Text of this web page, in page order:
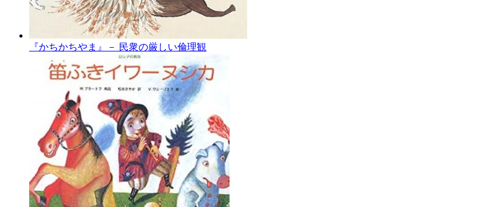
『かちかちやま』－ 民衆の厳しい倫理観